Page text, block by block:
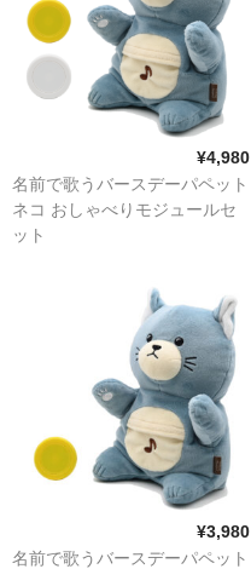
¥4,980
名前で歌うバースデーパペット
ネコ おしゃべりモジュールセ
ット
¥3,980
名前で歌うバースデーパペット